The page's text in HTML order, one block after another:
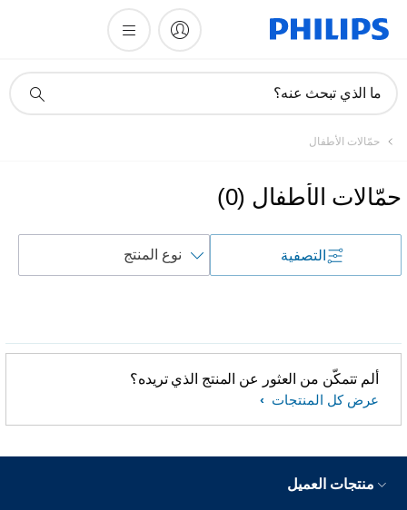
دعم
ما الذي تبحث عنه؟
حمّالات الأطفال
حمّالات الأطفال (
0
)
التصفية
حسب
ألم تتمكّن من العثور عن المنتج الذي تريده؟
عرض كل المنتجات
منتجات العميل